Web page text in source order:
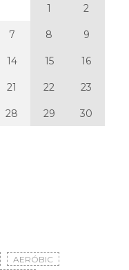
1 2
7 8 9
14 15 16
21 22 23
28 29 30
AERÓBIC